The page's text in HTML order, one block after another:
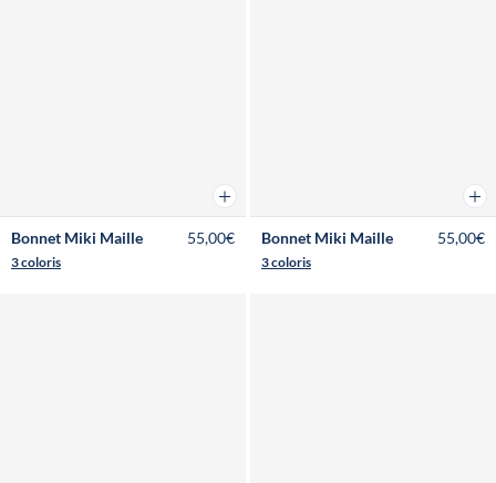
Ajouter au panier
Bonnet Miki Maille
3 coloris
55,00€ Bonnet Miki Maille
3 coloris
55,00€